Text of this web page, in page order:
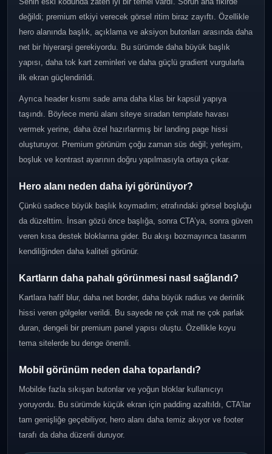
değildi; premium etkiyi verecek görsel ritim biraz zayıftı. Özellikle
hero alanında başlık, açıklama ve aksiyon butonları arasında daha
net bir hiyerarşi gerekiyordu. Bu sürümde daha büyük başlık
yapısı, daha tok kart zeminleri ve daha güçlü gradient vurgularla
ilk ekran güçlendirildi.
Ayrıca header kısmı sade ama daha klas bir kapsül yapıya
taşındı. Böylece menü alanı siteye sıradan template havası
vermek yerine, daha özel hazırlanmış bir landing page hissi
oluşturuyor. Premium görünüm çoğu zaman süs değil; yerleşim,
boşluk ve kontrast ayarının doğru yapılmasıyla ortaya çıkar.
Hero alanı neden daha iyi görünüyor?
Çünkü sadece büyük başlık koymadım; etrafındaki görsel boşluğu
da düzelttim. İnsan gözü önce başlığa, sonra CTA’ya, sonra güven
veren kısa destek bloklarına gider. Bu akışı bozmayınca tasarım
kendiliğinden daha kaliteli görünür.
Kartların daha pahalı görünmesi nasıl sağlandı?
Kartlara hafif blur, daha net border, daha büyük radius ve derinlik
hissi veren gölgeler verildi. Bu sayede ne çok mat ne çok parlak
duran, dengeli bir premium panel yapısı oluştu. Özellikle koyu
tema sitelerde bu denge önemli.
Mobil görünüm neden daha toparlandı?
Mobilde fazla sıkışan butonlar ve yoğun bloklar kullanıcıyı
yoruyordu. Bu sürümde küçük ekran için padding azaltıldı, CTA’lar
tam genişliğe geçebiliyor, hero alanı daha temiz akıyor ve footer
tarafı da daha düzenli duruyor.